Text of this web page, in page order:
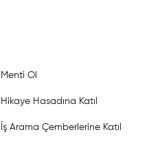
Menti Ol
Hikaye Hasadına Katıl
İş Arama Çemberlerine Katıl